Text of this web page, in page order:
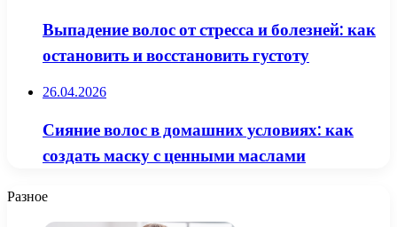
Выпадение волос от стресса и болезней: как
остановить и восстановить густоту
26.04.2026
Сияние волос в домашних условиях: как
создать маску с ценными маслами
Разное